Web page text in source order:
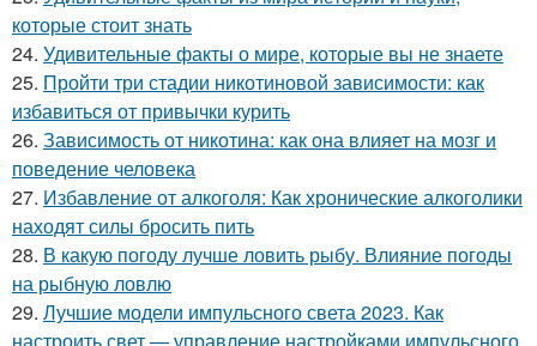
которые стоит знать
24. Удивительные факты о мире, которые вы не знаете
25. Пройти три стадии никотиновой зависимости: как
избавиться от привычки курить
26. Зависимость от никотина: как она влияет на мозг и
поведение человека
27. Избавление от алкоголя: Как хронические алкоголики
находят силы бросить пить
28. В какую погоду лучше ловить рыбу. Влияние погоды
на рыбную ловлю
29. Лучшие модели импульсного света 2023. Как